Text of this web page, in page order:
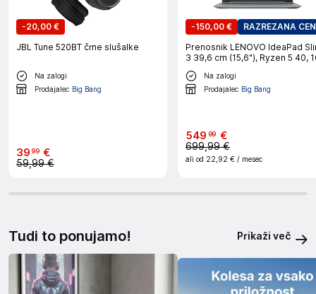
-20,00 €
JBL Tune 520BT črne slušalke
Na zalogi
Prodajalec Big Bang
3999 €
59,99 €
-150,00 €
RAZREZANA
Prenosnik LENOVO IdeaPad Slim
3 39,6 cm (15,6"), Ryzen 5 40,
GB RAM, 512 GB SSD, UMA,
Na zalogi
Prodajalec Big Bang
549 99 €
699,99 €
ali od 22,92 € / mesec
Tudi to ponujamo! Prikaži več